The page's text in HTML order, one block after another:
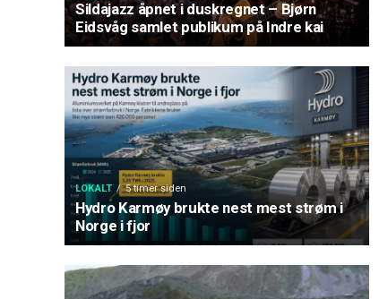
Sildajazz åpnet i duskregnet – Bjørn
Eidsvåg samlet publikum på Indre kai
LOKALT 5 timer siden
Hydro Karmøy brukte nest mest strøm i
Norge i fjor